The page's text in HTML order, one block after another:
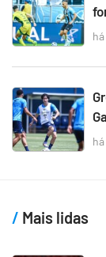
Mais lidas